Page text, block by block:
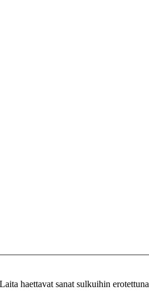
haettavat sanat sulkuihin erotettuna